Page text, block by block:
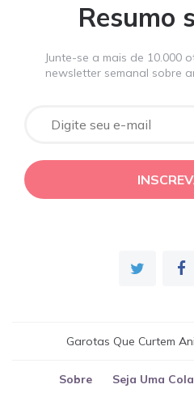
Resumo
Junte-se a mais de 10.000
newsletter semanal sobre
Garotas Que Curtem
Sobre Seja Uma